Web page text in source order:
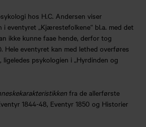
hos H.C. Andersen viser
eventyret „Kjærestefolkene“ bl.a. med det
ikke kunne faae hende, derfor tog
Hele eventyret kan med lethed overføres
ligeledes psykologien i „Hyrdinden og
fra de allerførste
1844-48, Eventyr 1850 og Historier